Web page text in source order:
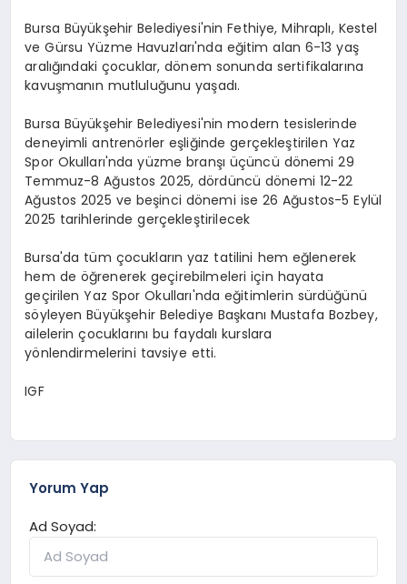
Bursa Büyükşehir Belediyesi'nin Fethiye, Mihraplı, Kestel
ve Gürsu Yüzme Havuzları'nda eğitim alan 6-13 yaş
aralığındaki çocuklar, dönem sonunda sertifikalarına
kavuşmanın mutluluğunu yaşadı.
Bursa Büyükşehir Belediyesi'nin modern tesislerinde
deneyimli antrenörler eşliğinde gerçekleştirilen Yaz
Spor Okulları'nda yüzme branşı üçüncü dönemi 29
Temmuz-8 Ağustos 2025, dördüncü dönemi 12-22
Ağustos 2025 ve beşinci dönemi ise 26 Ağustos-5 Eylül
2025 tarihlerinde gerçekleştirilecek
Bursa'da tüm çocukların yaz tatilini hem eğlenerek
hem de öğrenerek geçirebilmeleri için hayata
geçirilen Yaz Spor Okulları'nda eğitimlerin sürdüğünü
söyleyen Büyükşehir Belediye Başkanı Mustafa Bozbey,
ailelerin çocuklarını bu faydalı kurslara
yönlendirmelerini tavsiye etti.
IGF
Yorum Yap
Ad Soyad: